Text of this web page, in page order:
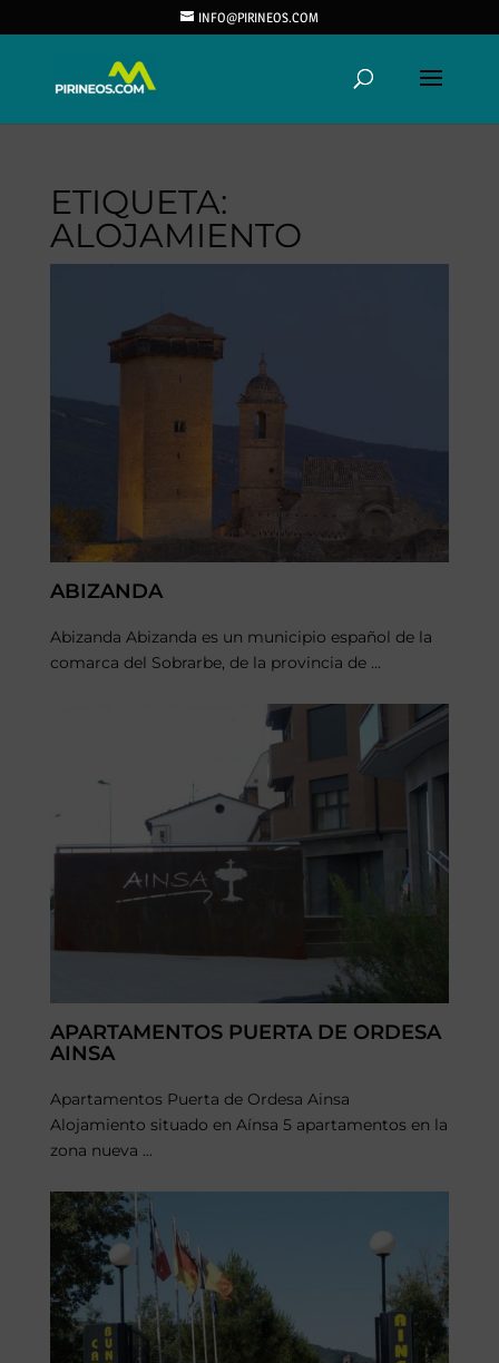
INFO@PIRINEOS.COM
ETIQUETA:
ALOJAMIENTO
ABIZANDA
Abizanda Abizanda es un municipio español de la
comarca del Sobrarbe, de la provincia de ...
APARTAMENTOS PUERTA DE ORDESA
AINSA
Apartamentos Puerta de Ordesa Ainsa
Alojamiento situado en Aínsa 5 apartamentos en la
zona nueva ...